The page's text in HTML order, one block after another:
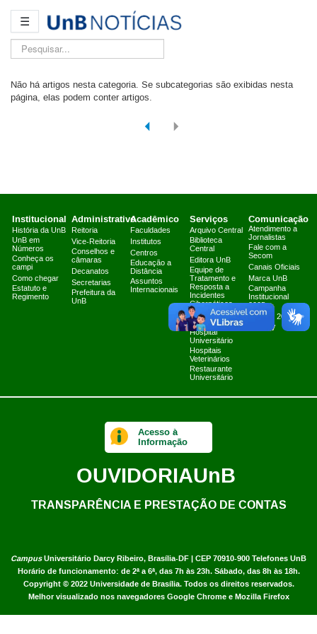
☰
Pesquisar...
Não há artigos nesta categoria. Se subcategorias são exibidas nesta
página, elas podem conter artigos.
Institucional
História da UnB
UnB em
Números
Conheça os
campi
Como chegar
Estatuto e
Regimento
Administrativo
Reitoria
Vice-Reitoria
Conselhos e
câmaras
Decanatos
Secretarias
Prefeitura da
UnB
Acadêmico
Faculdades
Institutos
Centros
Educação a
Distância
Assuntos
Internacionais
Serviços
Arquivo Central
Biblioteca
Central
Editora UnB
Equipe de
Tratamento e
Resposta a
Incidentes
Cibernéticos
Fazenda Água
Limpa
Hospital
Universitário
Hospitais
Veterinários
Restaurante
Universitário
Comunicação
Atendimento a
Jornalistas
Fale com a
Secom
Canais Oficiais
Marca UnB
Campanha
Institucional
2025
Planner 2024
UnB TV
CampusUniversitário Darcy Ribeiro, Brasília-DF | CEP 70910-900 Telefones UnB
Horário de funcionamento: de 2ª a 6ª, das 7h às 23h. Sábado, das 8h às 18h.
Copyright © 2022 Universidade de Brasília. Todos os direitos reservados.
Melhor visualizado nos navegadores Google Chrome e Mozilla Firefox
Acesso à
Informação
OUVIDORIAUnB
TRANSPARÊNCIA E PRESTAÇÃO DE CONTAS